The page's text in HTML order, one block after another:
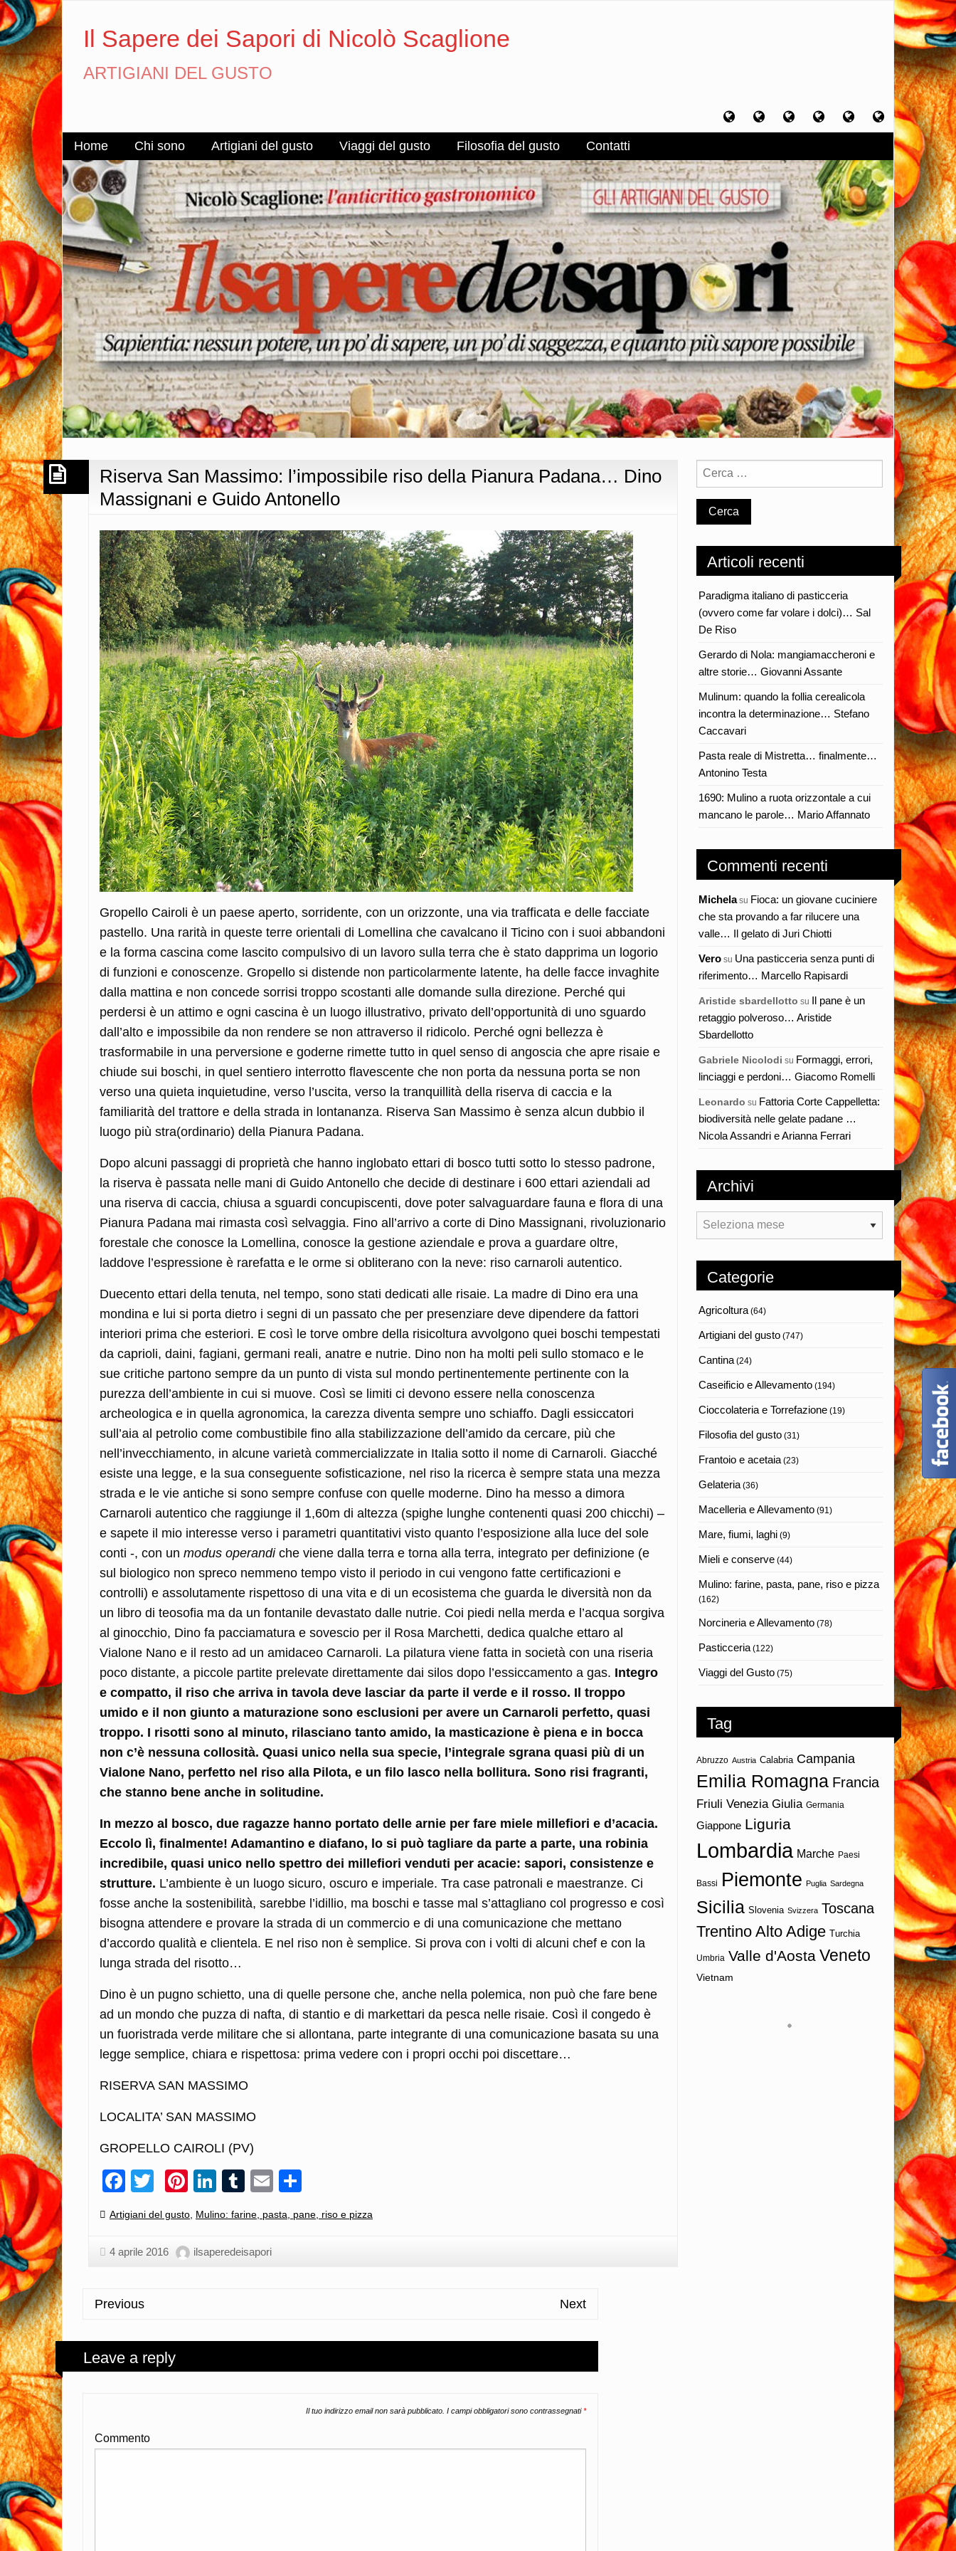
Il Sapere dei Sapori di Nicolò Scaglione
ARTIGIANI DEL GUSTO
Home Chi
sono
Artigiani
del
Viaggi
del
Filosofia
del
Contatti
Home Chi sono Artigiani del gusto Viaggi del gusto Filosofia del gusto Contatti
Riserva San Massimo: l’impossibile riso della Pianura Padana… Dino
Massignani e Guido Antonello
Gropello Cairoli è un paese aperto, sorridente, con un orizzonte, una via trafficata e delle facciate
pastello. Una rarità in queste terre orientali di Lomellina che cavalcano il Ticino con i suoi abbandoni
e la forma cascina come lascito compulsivo di un lavoro sulla terra che è stato dapprima un logorio
di funzioni e conoscenze. Gropello si distende non particolarmente latente, ha delle facce invaghite
dalla mattina e non concede sorrisi troppo scostanti alle domande sulla direzione. Perché qui
perdersi è un attimo e ogni cascina è un luogo illustrativo, privato dell’opportunità di uno sguardo
dall’alto e impossibile da non rendere se non attraverso il ridicolo. Perché ogni bellezza è
trasformabile in una perversione e goderne rimette tutto in quel senso di angoscia che apre risaie e
chiude sui boschi, in quel sentiero interrotto flavescente che non porta da nessuna porta se non
verso una quieta inquietudine, verso l’uscita, verso la tranquillità della riserva di caccia e la
familiarità del trattore e della strada in lontananza. Riserva San Massimo è senza alcun dubbio il
luogo più stra(ordinario) della Pianura Padana.
Dopo alcuni passaggi di proprietà che hanno inglobato ettari di bosco tutti sotto lo stesso padrone,
la riserva è passata nelle mani di Guido Antonello che decide di destinare i 600 ettari aziendali ad
una riserva di caccia, chiusa a sguardi concupiscenti, dove poter salvaguardare fauna e flora di una
Pianura Padana mai rimasta così selvaggia. Fino all’arrivo a corte di Dino Massignani, rivoluzionario
forestale che conosce la Lomellina, conosce la gestione aziendale e prova a guardare oltre,
laddove l’espressione è rarefatta e le orme si obliterano con la neve: riso carnaroli autentico.
Duecento ettari della tenuta, nel tempo, sono stati dedicati alle risaie. La madre di Dino era una
mondina e lui si porta dietro i segni di un passato che per presenziare deve dipendere da fattori
interiori prima che esteriori. E così le torve ombre della risicoltura avvolgono quei boschi tempestati
da caprioli, daini, fagiani, germani reali, anatre e nutrie. Dino non ha molti peli sullo stomaco e le
sue critiche partono sempre da un punto di vista sul mondo pertinentemente pertinente con la
purezza dell’ambiente in cui si muove. Così se limiti ci devono essere nella conoscenza
archeologica e in quella agronomica, la carezza diventa sempre uno schiaffo. Dagli essiccatori
sull’aia al petrolio come combustibile fino alla stabilizzazione dell’amido da cercare, più che
nell’invecchiamento, in alcune varietà commercializzate in Italia sotto il nome di Carnaroli. Giacché
esiste una legge, e la sua conseguente sofisticazione, nel riso la ricerca è sempre stata una mezza
strada e le vie antiche si sono sempre confuse con quelle moderne. Dino ha messo a dimora
Carnaroli autentico che raggiunge il 1,60m di altezza (spighe lunghe contenenti quasi 200 chicchi) –
e sapete il mio interesse verso i parametri quantitativi visto quanto l’esposizione alla luce del sole
conti -, con un modus operandiche viene dalla terra e torna alla terra, integrato per definizione (e
sul biologico non spreco nemmeno tempo visto il periodo in cui vengono fatte certificazioni e
controlli) e assolutamente rispettoso di una vita e di un ecosistema che guarda le diversità non da
un libro di teosofia ma da un fontanile devastato dalle nutrie. Coi piedi nella merda e l’acqua sorgiva
al ginocchio, Dino fa pacciamatura e sovescio per il Rosa Marchetti, dedica qualche ettaro al
Vialone Nano e il resto ad un amidaceo Carnaroli. La pilatura viene fatta in società con una riseria
poco distante, a piccole partite prelevate direttamente dai silos dopo l’essiccamento a gas. Integro
e compatto, il riso che arriva in tavola deve lasciar da parte il verde e il rosso. Il troppo
umido e il non giunto a maturazione sono esclusioni per avere un Carnaroli perfetto, quasi
troppo. I risotti sono al minuto, rilasciano tanto amido, la masticazione è piena e in bocca
non c’è nessuna collosità. Quasi unico nella sua specie, l’integrale sgrana quasi più di un
Vialone Nano, perfetto nel riso alla Pilota, e un filo lasco nella bollitura. Sono risi fragranti,
che stanno bene anche in solitudine.
In mezzo al bosco, due ragazze hanno portato delle arnie per fare miele millefiori e d’acacia.
Eccolo lì, finalmente! Adamantino e diafano, lo si può tagliare da parte a parte, una robinia
incredibile, quasi unico nello spettro dei millefiori venduti per acacie: sapori, consistenze e
strutture. L’ambiente è un luogo sicuro, oscuro e imperiale. Tra case patronali e maestranze. Ci
fosse anche la sostenibilità, sarebbe l’idillio, ma boschi e tasse mal s’attagliano col progresso e così
bisogna attendere e provare la strada di un commercio e di una comunicazione che mettano
d’accordo qualità e clientela. E nel riso non è semplice. Si prova con i volti di alcuni chef e con la
lunga strada del risotto…
Dino è un pugno schietto, una di quelle persone che, anche nella polemica, non può che fare bene
ad un mondo che puzza di nafta, di stantio e di markettari da pesca nelle risaie. Così il congedo è
un fuoristrada verde militare che si allontana, parte integrante di una comunicazione basata su una
legge semplice, chiara e rispettosa: prima vedere con i propri occhi poi discettare…
RISERVA SAN MASSIMO
LOCALITA’ SAN MASSIMO
GROPELLO CAIROLI (PV)
Facebook
TwitterPinterest
LinkedIn
Tumblr
Email
Categories:
Artigiani del gusto Mulino: farine, pasta, pane, riso e pizza
4 aprile 2016 ilsaperedeisapori
Previous Next
Leave a reply
Il tuo indirizzo email non sarà pubblicato. I campi obbligatori sono contrassegnati*
Commento
Articoli recenti
Paradigma italiano di pasticceria
(ovvero come far volare i dolci)… Sal
De Riso
Gerardo di Nola: mangiamaccheroni e
altre storie… Giovanni Assante
Mulinum: quando la follia cerealicola
incontra la determinazione… Stefano
Caccavari
Pasta reale di Mistretta… finalmente…
Antonino Testa
1690: Mulino a ruota orizzontale a cui
mancano le parole… Mario Affannato
Commenti recenti
Michelasu Fioca: un giovane cuciniere
che sta provando a far rilucere una
valle… Il gelato di Juri Chiotti
Vero su Una pasticceria senza punti di
riferimento… Marcello Rapisardi
Aristide sbardellotto su Il pane è un
retaggio polveroso… Aristide
Sbardellotto
Gabriele Nicolodi su Formaggi, errori,
linciaggi e perdoni… Giacomo Romelli
Leonardo su Fattoria Corte Cappelletta:
biodiversità nelle gelate padane …
Nicola Assandri e Arianna Ferrari
Archivi
Archivi
Categorie
Agricoltura(64)
Artigiani del gusto (747)
Cantina(24)
Caseificio e Allevamento (194)
Cioccolateria e Torrefazione (19)
Filosofia del gusto (31)
Frantoio e acetaia(23)
Gelateria(36)
Macelleria e Allevamento (91)
Mare, fiumi, laghi (9)
Mieli e conserve (44)
Mulino: farine, pasta, pane, riso e pizza
(162)
Norcineria e Allevamento (78)
Pasticceria(122)
Viaggi del Gusto (75)
Tag
Abruzzo Austria Calabria Campania
Emilia Romagna Francia
Friuli Venezia Giulia Germania
Giappone Liguria
Lombardia Marche Paesi
Bassi Piemonte Puglia Sardegna
Sicilia Slovenia Svizzera Toscana
Trentino Alto Adige Turchia
Umbria Valle d'Aosta Veneto
Vietnam